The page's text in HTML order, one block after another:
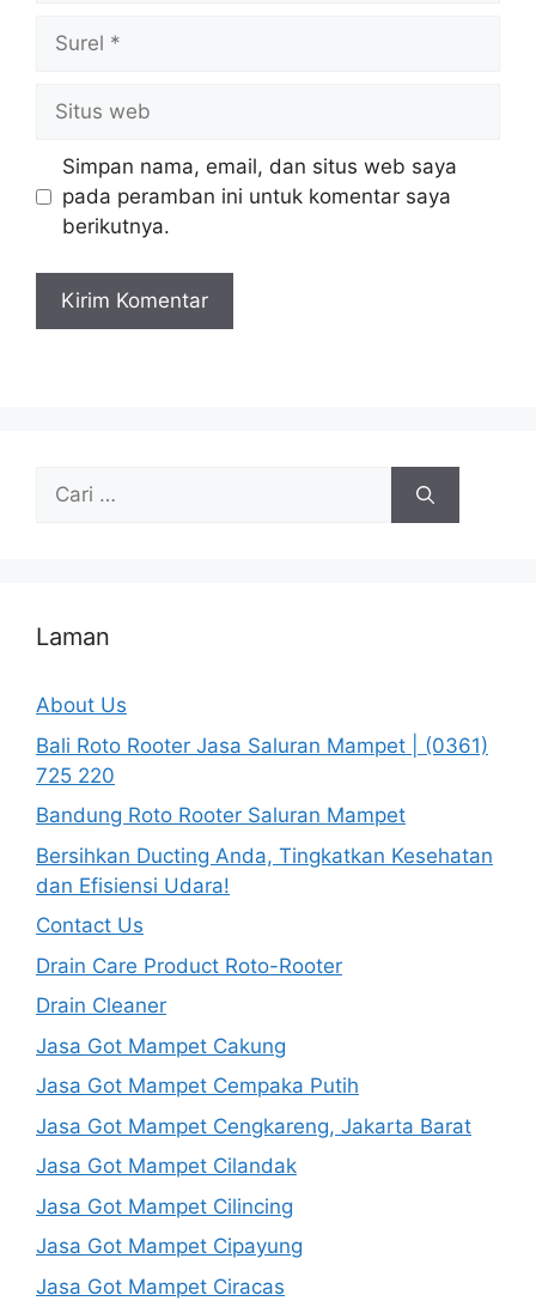
Surel
Situs
web
Simpan nama, email, dan situs web saya
pada peramban ini untuk komentar saya
berikutnya.
Cari
Laman
About Us
Bali Roto Rooter Jasa Saluran Mampet | (0361)
725 220
Bandung Roto Rooter Saluran Mampet
Bersihkan Ducting Anda, Tingkatkan Kesehatan
dan Efisiensi Udara!
Contact Us
Drain Care Product Roto-Rooter
Drain Cleaner
Jasa Got Mampet Cakung
Jasa Got Mampet Cempaka Putih
Jasa Got Mampet Cengkareng, Jakarta Barat
Jasa Got Mampet Cilandak
Jasa Got Mampet Cilincing
Jasa Got Mampet Cipayung
Jasa Got Mampet Ciracas